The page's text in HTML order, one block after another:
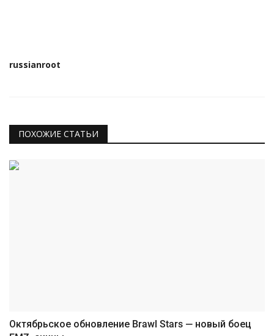
russianroot
ПОХОЖИЕ СТАТЬИ
Октябрьское обновление Brawl Stars — новый боец